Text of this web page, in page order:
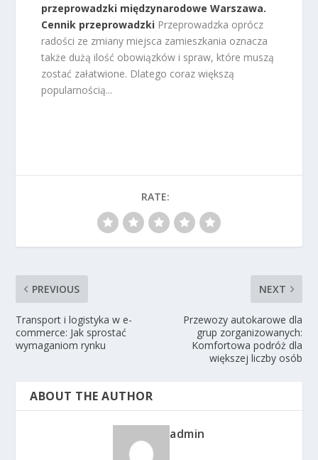
przeprowadzki międzynarodowe Warszawa.
Cennik przeprowadzki Przeprowadzka oprócz
radości ze zmiany miejsca zamieszkania oznacza
także dużą ilość obowiązków i spraw, które muszą
zostać załatwione. Dlatego coraz większą
popularnością...
RATE:
PREVIOUS
Transport i logistyka w e-
commerce: Jak sprostać
wymaganiom rynku
NEXT
Przewozy autokarowe dla
grup zorganizowanych:
Komfortowa podróż dla
większej liczby osób
ABOUT THE AUTHOR
admin